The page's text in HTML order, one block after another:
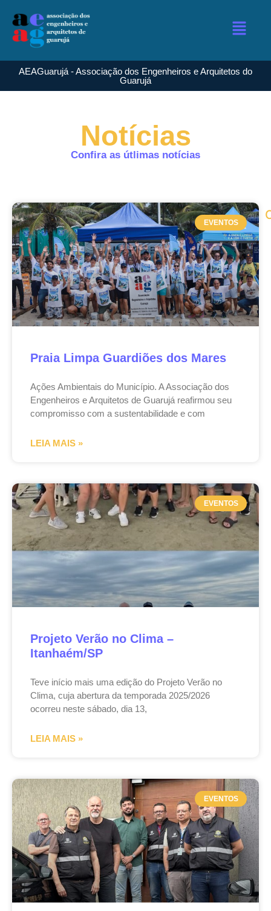
AEAGuarujá - Associação dos Engenheiros e Arquitetos do
Guarujá
Notícias
Confira as útlimas notícias
EVENTOS
Praia Limpa Guardiões dos Mares
Ações Ambientais do Município. A Associação dos
Engenheiros e Arquitetos de Guarujá reafirmou seu
compromisso com a sustentabilidade e com
LEIA MAIS »
EVENTOS
Projeto Verão no Clima –
Itanhaém/SP
Teve início mais uma edição do Projeto Verão no
Clima, cuja abertura da temporada 2025/2026
ocorreu neste sábado, dia 13,
LEIA MAIS »
EVENTOS